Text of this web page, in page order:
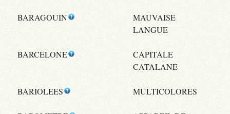
BARAGOUIN
MAUVAISE
LANGUE
BARCELONE
CAPITALE
CATALANE
BARIOLEES MULTICOLORES